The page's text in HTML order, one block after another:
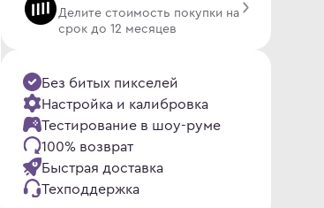
Делите стоимость покупки на
срок до 12 месяцев
Без битых пикселей
Настройка и калибровка
Тестирование в шоу-руме
100% возврат
Быстрая доставка
Техподдержка